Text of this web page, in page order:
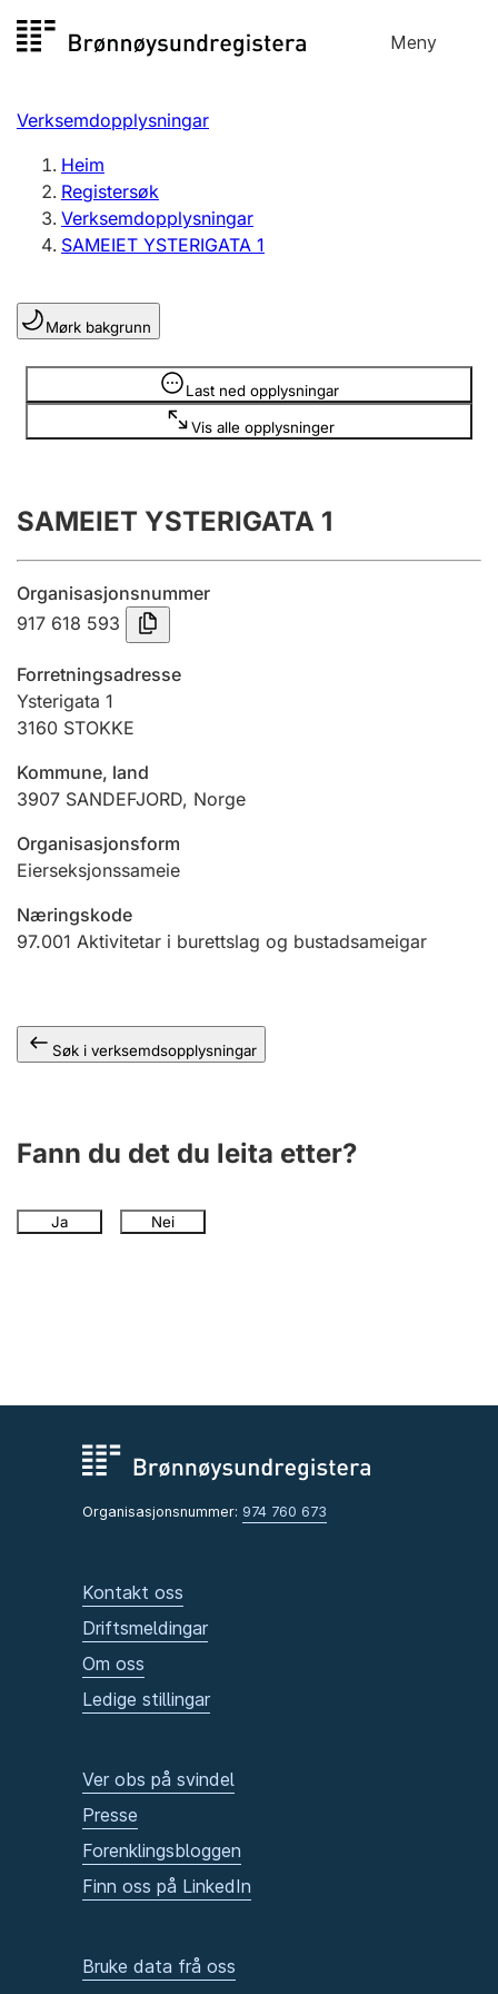
til
Meny
Registersøk
Aksjeselskap
Enkeltpersonføretak
Registrere, endre, slette
Lag og foreining
Registrere, endre, slette
Innsending og forseinkingsgebyr
Tinglysing
Jeger
Ektepaktrettleiaren
Andre tema
Verksemdopplysningar
Heim
Registersøk
Verksemdopplysningar
SAMEIET YSTERIGATA 1
Mørk bakgrunn
Last ned opplysningar
Vis alle opplysninger
Opplysninger er skjult
SAMEIET YSTERIGATA 1
Organisasjonsnummer
917 618 593
Forretningsadresse
Ysterigata 1
3160 STOKKE
Kommune, land
3907 SANDEFJORD, Norge
Organisasjonsform
Eierseksjonssameie
Næringskode
97.001 Aktivitetar i burettslag og bustadsameigar
Søk i verksemdsopplysningar
Fann du det du leita etter?
Ja Nei
Organisasjonsnummer: 974 760 673
Kontakt oss
Driftsmeldingar
Om oss
Ledige stillingar
Ver obs på svindel
Presse
Forenklingsbloggen
Finn oss på LinkedIn
Bruke data frå oss